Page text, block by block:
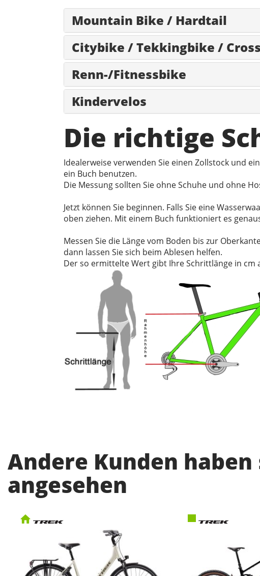
Mountain Bike / Hardtail
Citybike / Tekkingbike /
Renn-/Fitnessbike
Kindervelos
Die richtige
Idealerweise verwenden Sie einen Zollstock und
ein Buch benutzen.
Die Messung sollten Sie ohne Schuhe und ohne
Jetzt können Sie beginnen. Falls Sie eine
oben ziehen. Mit einem Buch funktioniert es
Messen Sie die Länge vom Boden bis zur
dann lassen Sie sich beim Ablesen helfen.
Der so ermittelte Wert gibt Ihre Schrittlänge in cm
Andere Kunden
angesehen